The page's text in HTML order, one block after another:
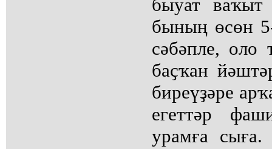
быуат ваҡыт
бының өсөн
сәбәпле, оло
баҫҡан
биреүҙәре
егеттәр
урамға